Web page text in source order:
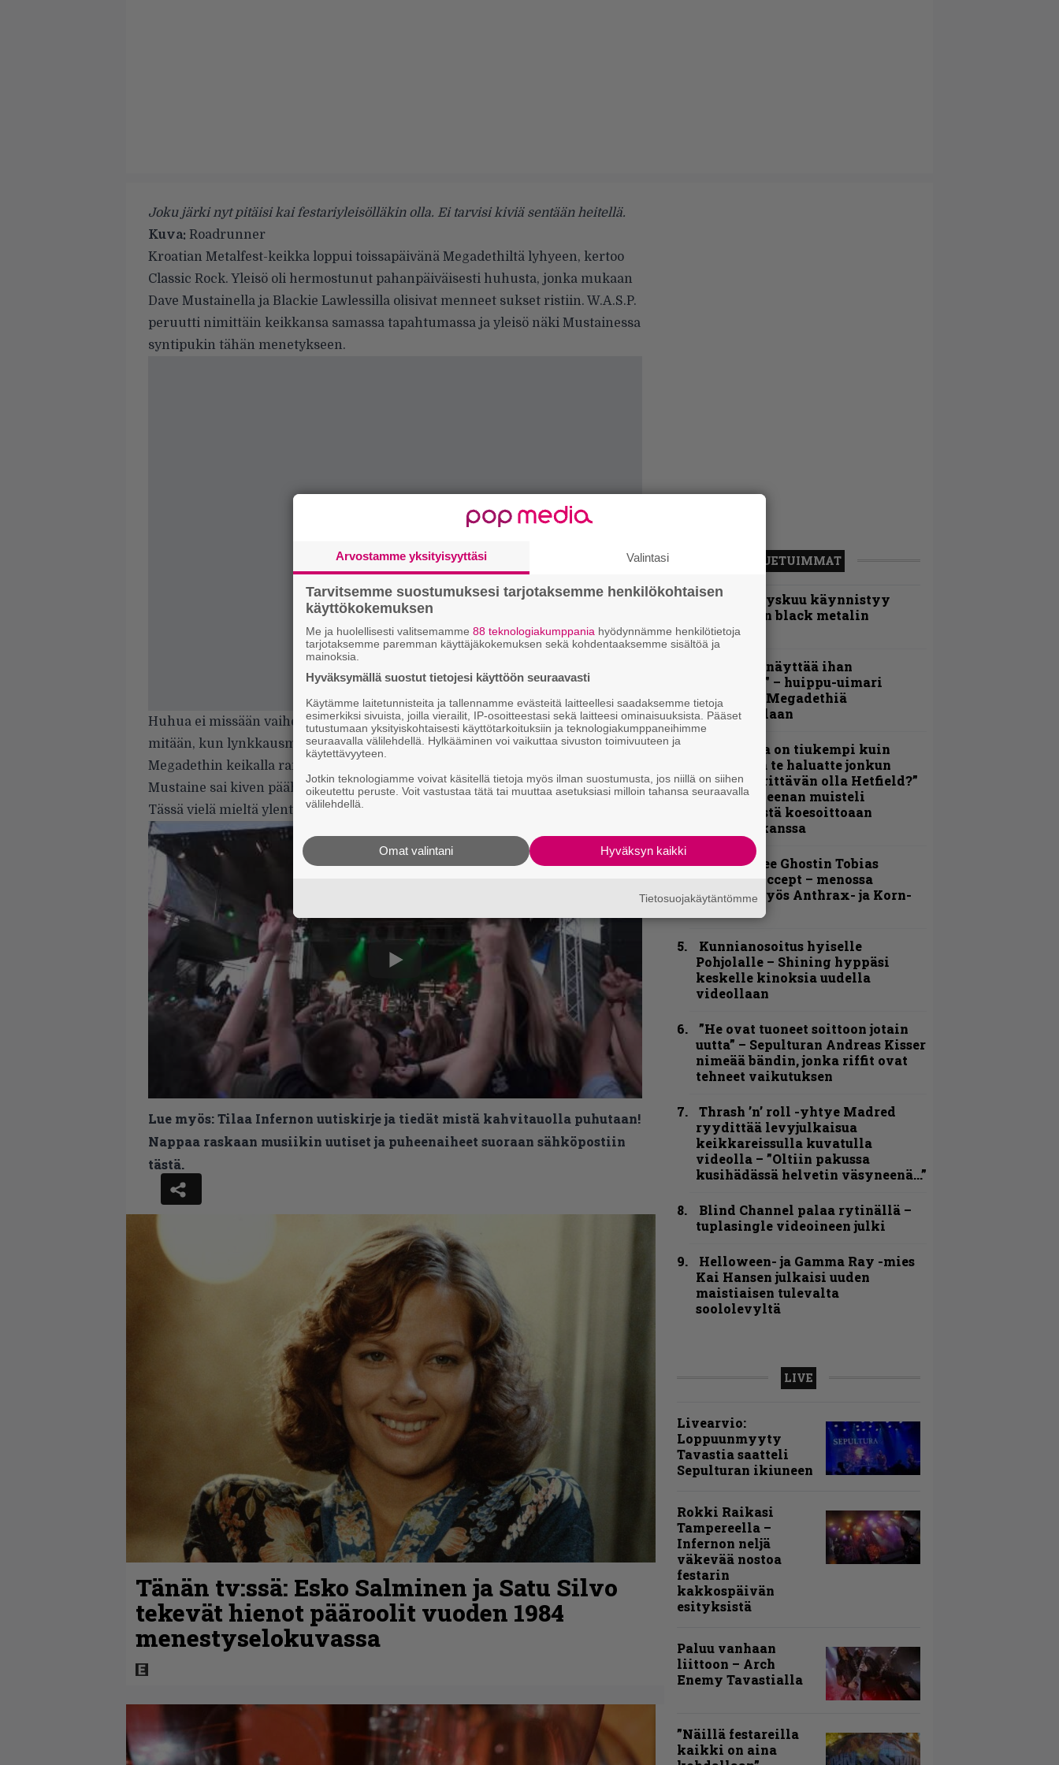
Joku järki nyt pitäisi kai festariyleisölläkin olla. Ei tarvisi kiviä sentään heitellä.
Kuva: Roadrunner
Kroatian Metalfest-keikka loppui toissapäivänä Megadethiltä lyhyeen, kertoo
Classic Rock. Yleisö oli hermostunut pahanpäiväisesti huhusta, jonka mukaan
Dave Mustainella ja Blackie Lawlessilla olisivat menneet sukset ristiin. W.A.S.P.
peruutti nimittäin keikkansa samassa tapahtumassa ja yleisö näki Mustainessa
syntipukin tähän menetykseen.
Huhua ei missään vaiheessa varmistettu, mutta sehän ei tunnetusti haittaa
mitään, kun lynkkausmentaliteetti nousee. Yleisö huusi W.A.S.P.ia lavalle
Megadethin keikalla raivokkaasti. Keikka päättyi lopulta siihen, että Dave
Mustaine sai kiven päähänsä.
Tässä vielä mieltä ylentävää videokuvaa tapahtuneesta.
Lue myös:Tilaa Infernon uutiskirje ja tiedät mistä kahvitauolla puhutaan!
Nappaa raskaan musiikin uutiset ja puheenaiheet suoraan sähköpostiin
tästä.
Tänän tv:ssä: Esko Salminen ja Satu Silvo
tekevät hienot pääroolit vuoden 1984
menestyselokuvassa
LUETUIMMAT
Espoon syyskuu käynnistyy
kotimaisen black metalin
merkeissä
”Mitalini näyttää ihan
plektralta” – huippu-uimari
jamittelee Megadethiä
palkinnollaan
”Metallica on tiukempi kuin
koskaan ja te haluatte jonkun
nulikan yrittävän olla Hetfield?”
– Pepper Keenan muisteli
ensimmäistä koesoittoaan
hevijätin kanssa
Näin lähtee Ghostin Tobias
Forgelta Accept – menossa
mukana myös Anthrax- ja Korn-
Kunnianosoitus hyiselle
Pohjolalle – Shining hyppäsi
keskelle kinoksia uudella
videollaan
”He ovat tuoneet soittoon jotain
uutta” – Sepulturan Andreas Kisser
nimeää bändin, jonka riffit ovat
tehneet vaikutuksen
Thrash ’n’ roll -yhtye Madred
ryydittää levyjulkaisua
keikkareissulla kuvatulla
videolla – ”Oltiin pakussa
kusihädässä helvetin väsyneenä…”
Blind Channel palaa rytinällä –
tuplasingle videoineen julki
Helloween- ja Gamma Ray -mies
Kai Hansen julkaisi uuden
maistiaisen tulevalta
soololevyltä
LIVE
Livearvio:
Loppuunmyyty
Tavastia saatteli
Sepulturan ikiuneen
Rokki Raikasi
Tampereella –
Infernon neljä
väkevää nostoa
festarin
kakkospäivän
esityksistä
Paluu vanhaan
liittoon – Arch
Enemy Tavastialla
”Näillä festareilla
kaikki on aina
Arvostamme yksityisyyttäsi Valintasi
Tarvitsemme suostumuksesi tarjotaksemme henkilökohtaisen
käyttökokemuksen
Me ja huolellisesti valitsemamme 88 teknologiakumppania hyödynnämme henkilötietoja
tarjotaksemme paremman käyttäjäkokemuksen sekä kohdentaaksemme sisältöä ja
mainoksia.
Hyväksymällä suostut tietojesi käyttöön seuraavasti
Käytämme laitetunnisteita ja tallennamme evästeitä laitteellesi saadaksemme tietoja
esimerkiksi sivuista, joilla vierailit, IP-osoitteestasi sekä laitteesi ominaisuuksista. Pääset
tutustumaan yksityiskohtaisesti käyttötarkoituksiin ja teknologiakumppaneihimme
seuraavalla välilehdellä. Hylkääminen voi vaikuttaa sivuston toimivuuteen ja
käytettävyyteen.
Jotkin teknologiamme voivat käsitellä tietoja myös ilman suostumusta, jos niillä on siihen
oikeutettu peruste. Voit vastustaa tätä tai muuttaa asetuksiasi milloin tahansa seuraavalla
välilehdellä.
Hyväksyn kaikki
Omat valintani
Tietosuojakäytäntömme